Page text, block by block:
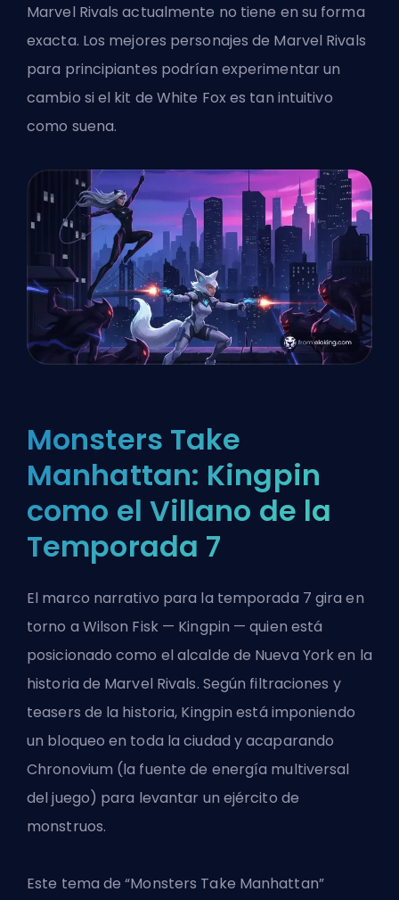
Marvel Rivals actualmente no tiene en su forma
exacta. Los mejores personajes de Marvel Rivals
para principiantes podrían experimentar un
cambio si el kit de White Fox es tan intuitivo
como suena.
Monsters Take
Manhattan: Kingpin
como el Villano de la
Temporada 7
El marco narrativo para la temporada 7 gira en
torno a Wilson Fisk — Kingpin — quien está
posicionado como el alcalde de Nueva York en la
historia de Marvel Rivals. Según filtraciones y
teasers de la historia, Kingpin está imponiendo
un bloqueo en toda la ciudad y acaparando
Chronovium (la fuente de energía multiversal
del juego) para levantar un ejército de
monstruos.
Este tema de “Monsters Take Manhattan”